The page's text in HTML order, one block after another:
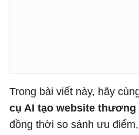
Trong bài viết này, hãy
cụ AI tạo website thương
đồng thời so sánh ưu